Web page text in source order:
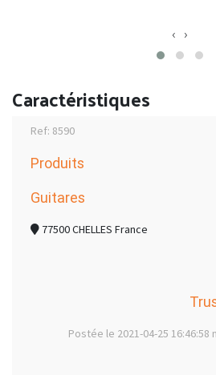
‹ ›
Caractéristiques
Ref: 8590
Produits
Guitares
77500 CHELLES France
Postée le 2021-04-25 16:46:58